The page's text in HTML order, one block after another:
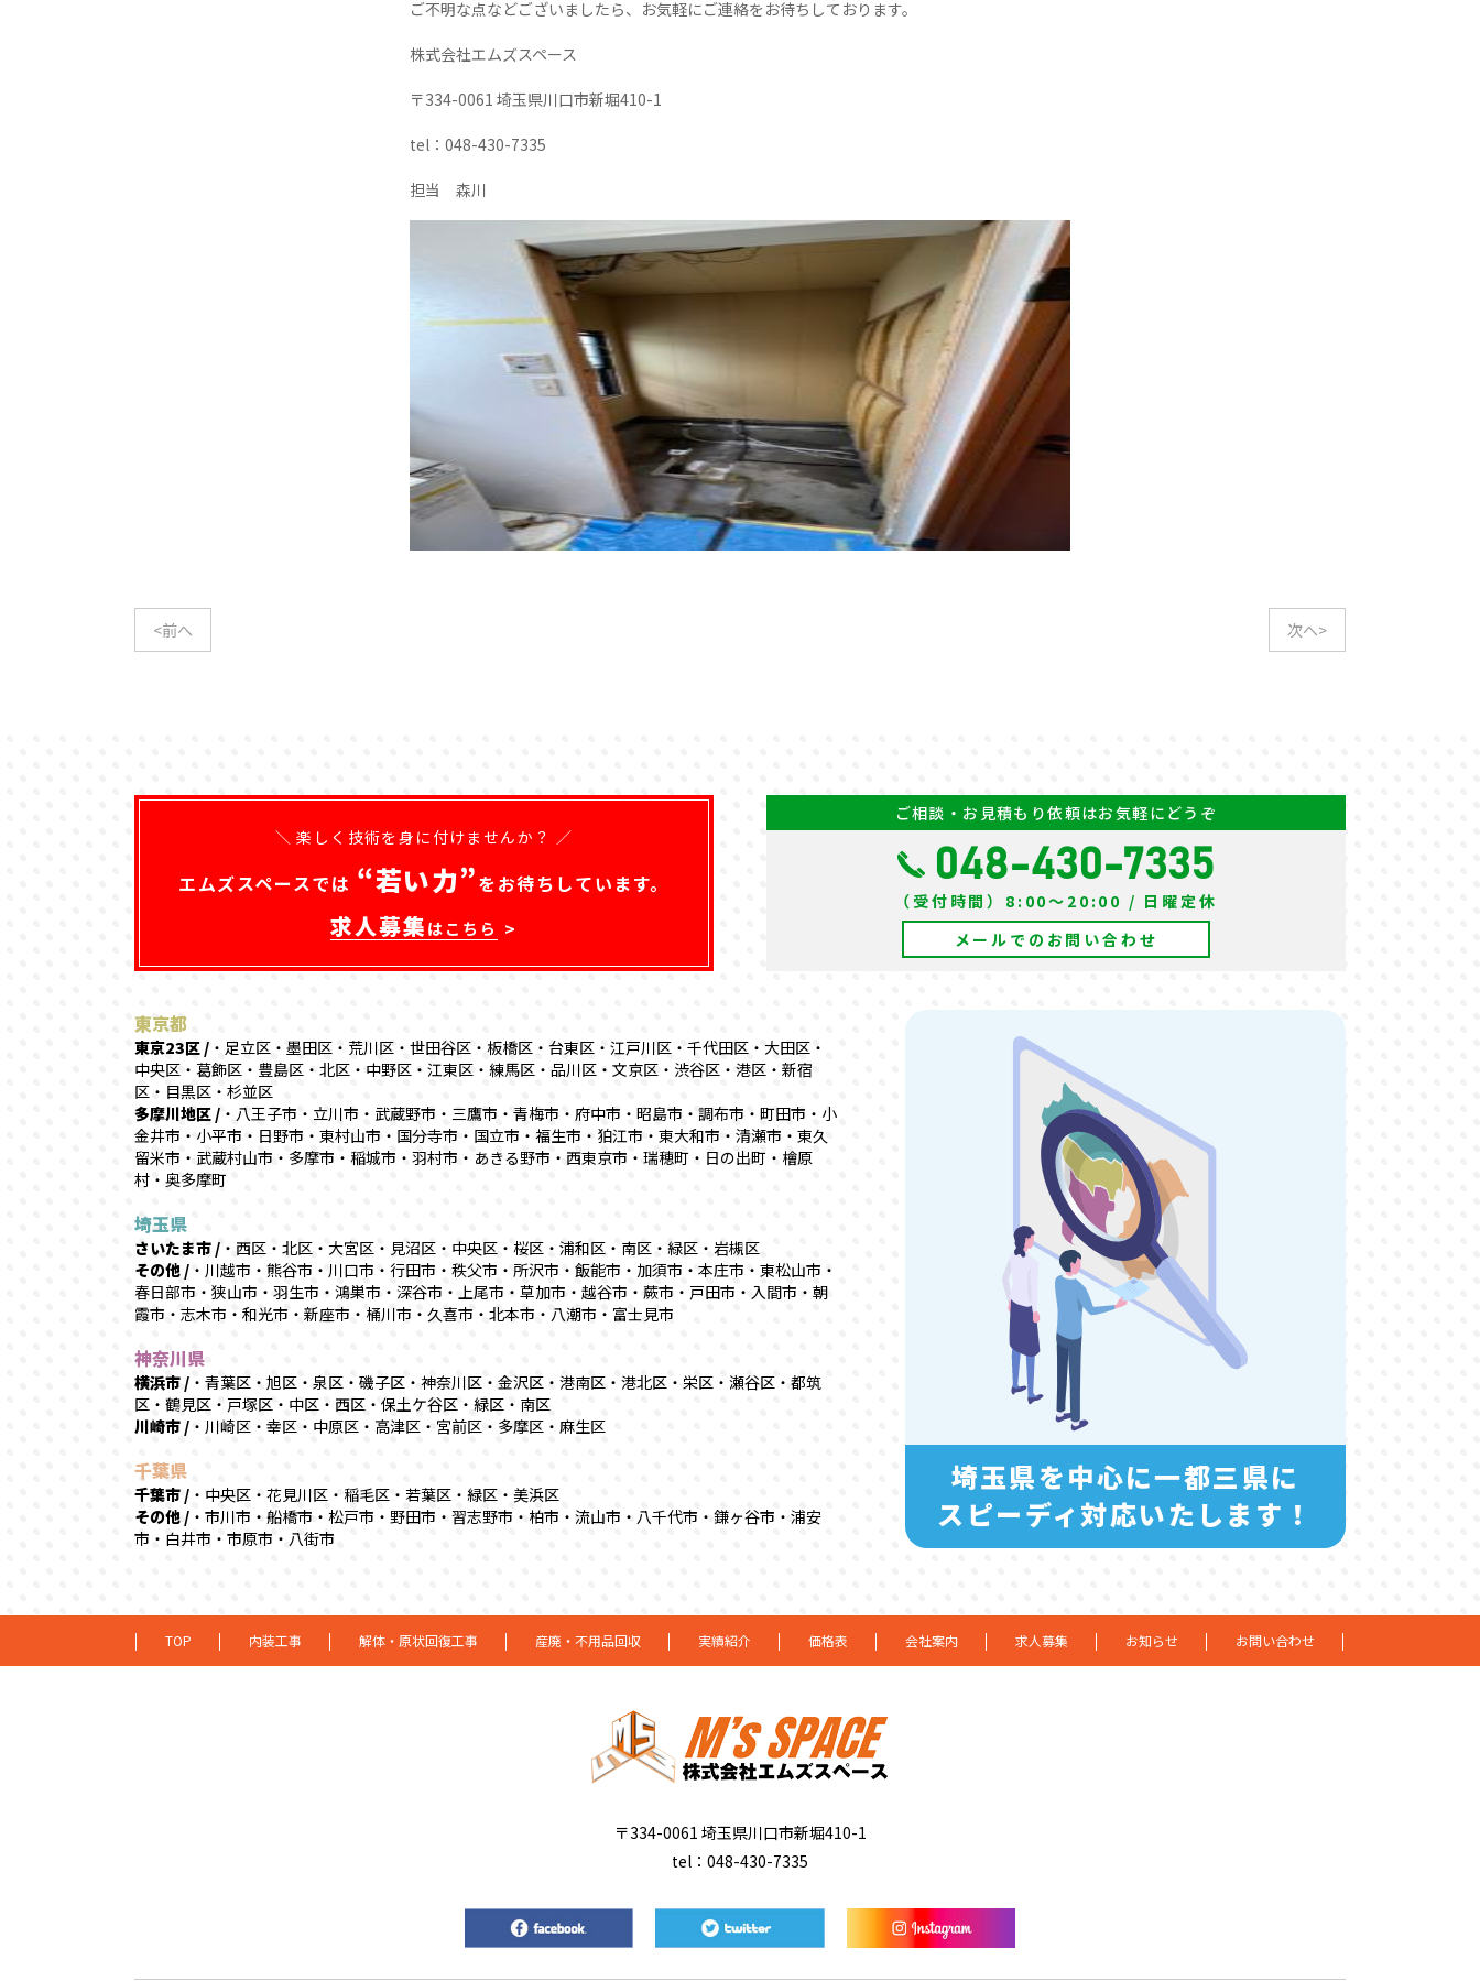
ご不明な点などございましたら、お気軽にご連絡をお待ちしております。
株式会社エムズスペース
〒334-0061 埼玉県川口市新堀410-1
tel：048-430-7335
担当 森川
<前へ 次へ>
＼ 楽しく技術を身に付けませんか？ ／
エムズスペースでは “若い力”をお待ちしています。
求人募集 はこちら
ご相談・お見積もり依頼はお気軽にどうぞ
048-430-7335
（受付時間）8:00～20:00 / 日曜定休
メールでのお問い合わせ
東京都
東京23区 / ・足立区・墨田区・荒川区・世田谷区・板橋区・台東区・江戸川区・千代田区・大田区・
中央区・葛飾区・豊島区・北区・中野区・江東区・練馬区・品川区・文京区・渋谷区・港区・新宿
区・目黒区・杉並区
多摩川地区 / ・八王子市・立川市・武蔵野市・三鷹市・青梅市・府中市・昭島市・調布市・町田市・小
金井市・小平市・日野市・東村山市・国分寺市・国立市・福生市・狛江市・東大和市・清瀬市・東久
留米市・武蔵村山市・多摩市・稲城市・羽村市・あきる野市・西東京市・瑞穂町・日の出町・檜原
村・奥多摩町
埼玉県
さいたま市 / ・西区・北区・大宮区・見沼区・中央区・桜区・浦和区・南区・緑区・岩槻区
その他 / ・川越市・熊谷市・川口市・行田市・秩父市・所沢市・飯能市・加須市・本庄市・東松山市・
春日部市・狭山市・羽生市・鴻巣市・深谷市・上尾市・草加市・越谷市・蕨市・戸田市・入間市・朝
霞市・志木市・和光市・新座市・桶川市・久喜市・北本市・八潮市・富士見市
神奈川県
横浜市 / ・青葉区・旭区・泉区・磯子区・神奈川区・金沢区・港南区・港北区・栄区・瀬谷区・都筑
区・鶴見区・戸塚区・中区・西区・保土ケ谷区・緑区・南区
川崎市 / ・川崎区・幸区・中原区・高津区・宮前区・多摩区・麻生区
千葉県
千葉市 / ・中央区・花見川区・稲毛区・若葉区・緑区・美浜区
その他 / ・市川市・船橋市・松戸市・野田市・習志野市・柏市・流山市・八千代市・鎌ヶ谷市・浦安
市・白井市・市原市・八街市
埼玉県を中心に一都三県に
スピーディ対応いたします！
TOP 内装工事 解体・原状回復工事 産廃・不用品回収 実績紹介 価格表 会社案内 求人募集 お知らせ お問い合わせ
〒334-0061 埼玉県川口市新堀410-1
tel：048-430-7335